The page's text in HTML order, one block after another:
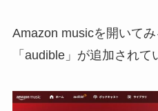
Amazon musicを開いて
「audible」が追加されて